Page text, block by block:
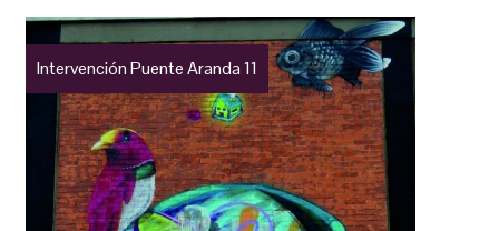
Intervención Puente Aranda 11